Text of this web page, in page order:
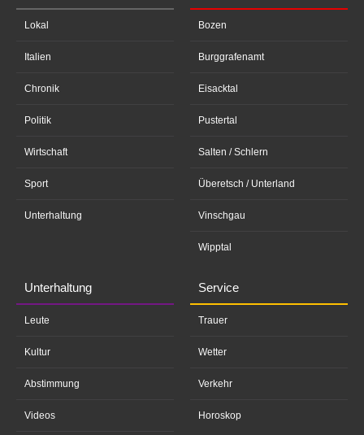
Lokal
Italien
Chronik
Politik
Wirtschaft
Sport
Unterhaltung
Bozen
Burggrafenamt
Eisacktal
Pustertal
Salten / Schlern
Überetsch / Unterland
Vinschgau
Wipptal
Unterhaltung
Leute
Kultur
Abstimmung
Videos
Service
Trauer
Wetter
Verkehr
Horoskop